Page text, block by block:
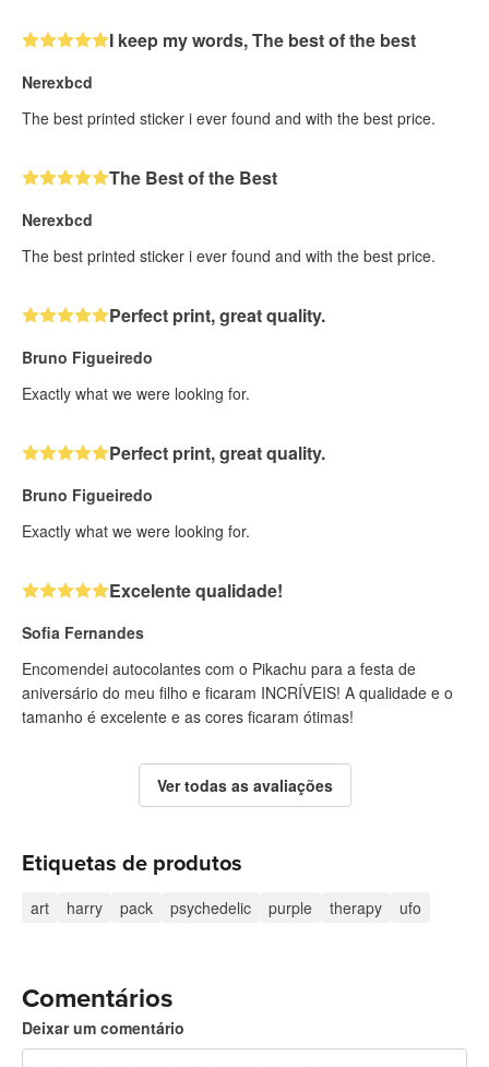
I keep my words, The best of the best
Nerexbcd
The best printed sticker i ever found and with the best price.
The Best of the Best
Nerexbcd
The best printed sticker i ever found and with the best price.
Perfect print, great quality.
Bruno Figueiredo
Exactly what we were looking for.
Perfect print, great quality.
Bruno Figueiredo
Exactly what we were looking for.
Excelente qualidade!
Sofia Fernandes
Encomendei autocolantes com o Pikachu para a festa de
aniversário do meu filho e ficaram INCRÍVEIS! A qualidade e o
tamanho é excelente e as cores ficaram ótimas!
Ver todas as avaliações
Etiquetas de produtos
art harry pack psychedelic purple therapy ufo
Comentários
Deixar um comentário